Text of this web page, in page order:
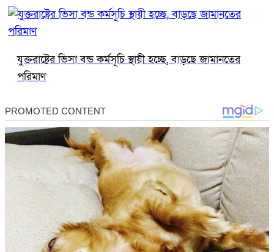
যুক্তরাষ্ট্রের ভিসা বন্ড কর্মসূচি স্থায়ী হচ্ছে, বাড়ছে জামানতের
পরিমাণ